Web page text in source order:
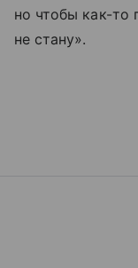
но чтобы как-то
не стану».